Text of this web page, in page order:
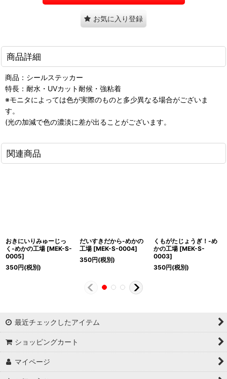
お気に入り登録
商品詳細
商品：シールステッカー
特長：耐水・UVカット耐候・強粘着
※モニタによっては色が実際のものと多少異なる場合がございま
す。
(光の加減で色の濃淡に差が出ることがございます。
関連商品
おきにいりみゅーじっ
く-めかの工場 [MEK-S-
0005]
350円(税別)
だいすきだから-めかの
工場 [MEK-S-0004]
350円(税別)
くもがたじょうぎ！-め
かの工場 [MEK-S-
0003]
350円(税別)
最近チェックしたアイテム
ショッピングカート
マイページ